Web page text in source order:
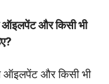
और किसी भी
और किसी भी